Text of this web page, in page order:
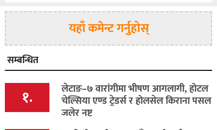
यहाँ कमेन्ट गर्नुहोस्
सम्बन्धित
१. लेटाङ–७ वारांगीमा भीषण आगलागी, होटल
चेल्सिया एण्ड ट्रेडर्स र होलसेल किराना पसल
जलेर नष्ट